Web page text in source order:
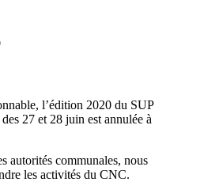
l’édition 2020 du SUP
27 et 28 juin est annulée à
autorités communales, nous
les activités du CNC.